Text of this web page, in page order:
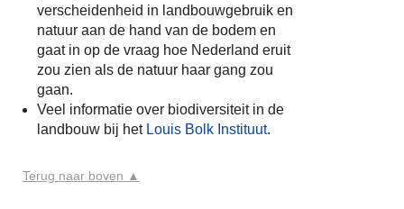
verscheidenheid in landbouwgebruik en
natuur aan de hand van de bodem en
gaat in op de vraag hoe Nederland eruit
zou zien als de natuur haar gang zou
gaan.
Veel informatie over biodiversiteit in de
landbouw bij het Louis Bolk Instituut.
Terug naar boven ▲